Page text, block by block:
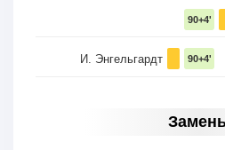
90+4'
И. Энгельгардт 90+4'